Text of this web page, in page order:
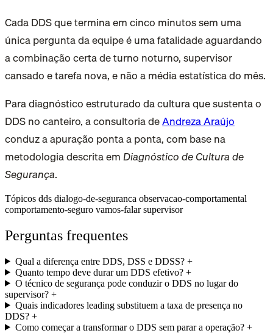
Cada DDS que termina em cinco minutos sem uma
única pergunta da equipe é uma fatalidade aguardando
a combinação certa de turno noturno, supervisor
cansado e tarefa nova, e não a média estatística do mês.
Para diagnóstico estruturado da cultura que sustenta o
DDS no canteiro, a consultoria deAndreza Araújo
conduz a apuração ponta a ponta, com base na
metodologia descrita emDiagnóstico de Cultura de
Segurança.
Tópicos dds dialogo-de-seguranca observacao-comportamental
comportamento-seguro vamos-falarsupervisor
Perguntas frequentes
Qual a diferença entre DDS, DSS e DDSS?+
Quanto tempo deve durar um DDS efetivo?+
O técnico de segurança pode conduzir o DDS no lugar do
supervisor? +
Quais indicadores leading substituem a taxa de presença no
DDS? +
Como começar a transformar o DDS sem parar a operação?+